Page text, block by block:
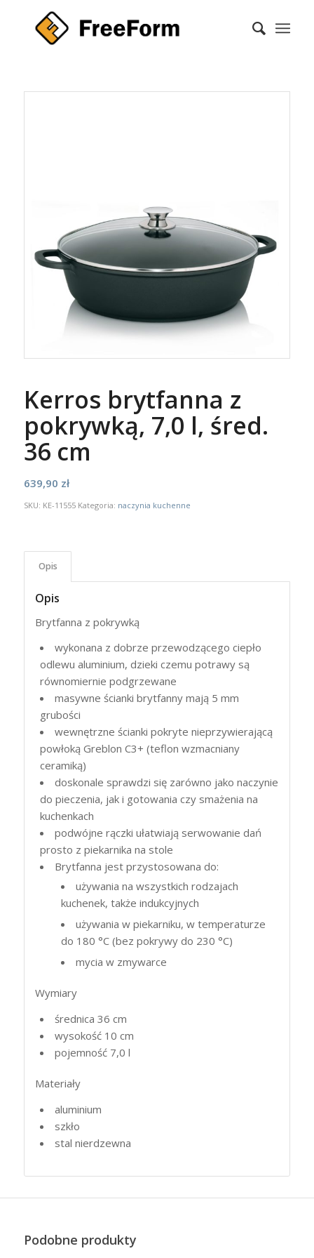
Kerros brytfanna z
pokrywką, 7,0 l, śred.
36 cm
639,90 zł
SKU: KE-11555 Kategoria: naczynia kuchenne
Opis
Opis
Brytfanna z pokrywką
wykonana z dobrze przewodzącego ciepło
odlewu aluminium, dzieki czemu potrawy są
równomiernie podgrzewane
masywne ścianki brytfanny mają 5 mm
grubości
wewnętrzne ścianki pokryte nieprzywierającą
powłoką Greblon C3+ (teflon wzmacniany
ceramiką)
doskonale sprawdzi się zarówno jako naczynie
do pieczenia, jak i gotowania czy smażenia na
kuchenkach
podwójne rączki ułatwiają serwowanie dań
prosto z piekarnika na stole
Brytfanna jest przystosowana do:
używania na wszystkich rodzajach
kuchenek, także indukcyjnych
używania w piekarniku, w temperaturze
do 180 °C (bez pokrywy do 230 °C)
mycia w zmywarce
Wymiary
średnica 36 cm
wysokość 10 cm
pojemność 7,0 l
Materiały
aluminium
szkło
stal nierdzewna
Podobne produkty